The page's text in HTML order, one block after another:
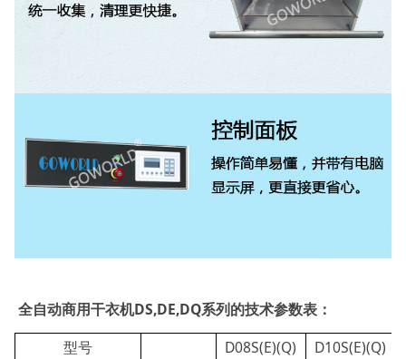
全自动商用干衣机DS,DE,DQ系列的技术参数表：
型号
D08S(E)(Q) D10S(E)(Q)